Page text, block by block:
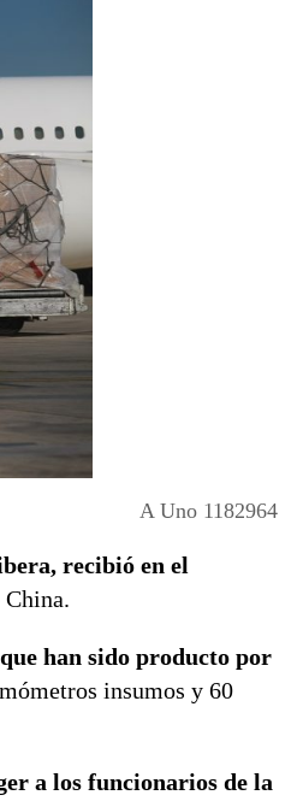
A Uno 1182964
recibió en el
China.
han sido producto por
insumos y 60
a los funcionarios de la